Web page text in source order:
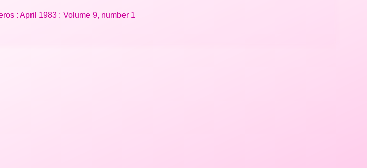
: April 1983 : Volume 9, number 1